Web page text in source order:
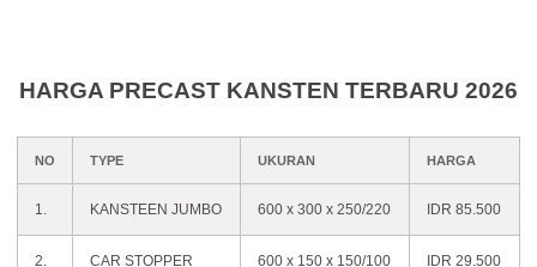
HARGA PRECAST KANSTEN TERBARU 2026
NO TYPE UKURAN HARGA
1. KANSTEEN JUMBO 600 x 300 x 250/220 IDR 85.500
2. CAR STOPPER 600 x 150 x 150/100 IDR 29.500